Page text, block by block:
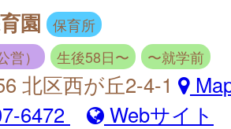
園
保育所
）
生後58日〜 〜就学前
北区西が丘2-4-1
6472
Webサイト